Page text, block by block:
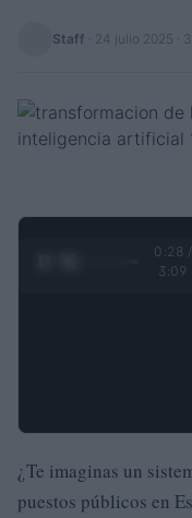
Staff 24 julio 2025 ·
0:29 /
3:09
¿Te imaginas un
puestos públicos en